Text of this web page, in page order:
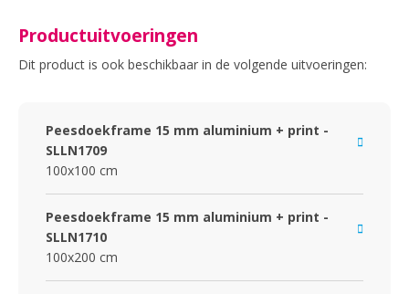
Productuitvoeringen
Dit product is ook beschikbaar in de volgende uitvoeringen:
Peesdoekframe 15 mm aluminium + print -
SLLN1709
100x100 cm
Peesdoekframe 15 mm aluminium + print -
SLLN1710
100x200 cm